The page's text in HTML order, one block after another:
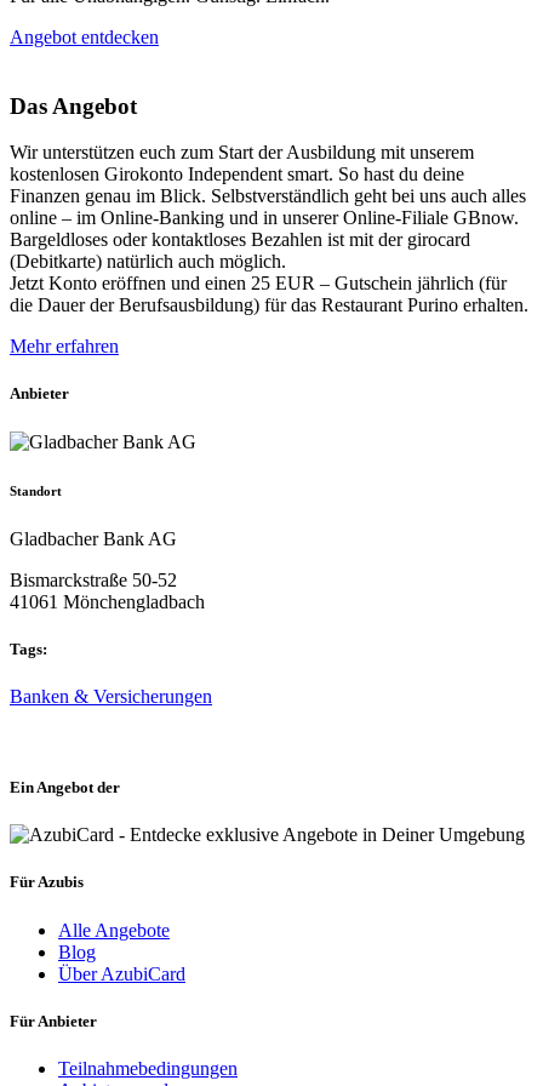
Angebot entdecken
Das Angebot
Wir unterstützen euch zum Start der Ausbildung mit unserem
kostenlosen Girokonto Independent smart. So hast du deine
Finanzen genau im Blick. Selbstverständlich geht bei uns auch alles
online – im Online-Banking und in unserer Online-Filiale GBnow.
Bargeldloses oder kontaktloses Bezahlen ist mit der girocard
(Debitkarte) natürlich auch möglich.
Jetzt Konto eröffnen und einen 25 EUR – Gutschein jährlich (für
die Dauer der Berufsausbildung) für das Restaurant Purino erhalten.
Mehr erfahren
Anbieter
Standort
Gladbacher Bank AG
Bismarckstraße 50-52
41061 Mönchengladbach
Tags:
Banken & Versicherungen
Ein Angebot der
Für Azubis
Alle Angebote
Blog
Über AzubiCard
Für Anbieter
Teilnahmebedingungen